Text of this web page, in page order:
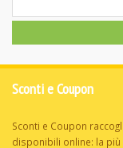
Sconti e Coupon
Sconti e Coupon
disponibili online: la